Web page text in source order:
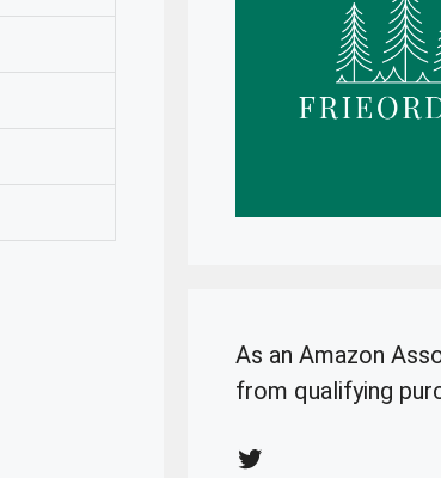
As an Amazon
from qualifying
Twitter